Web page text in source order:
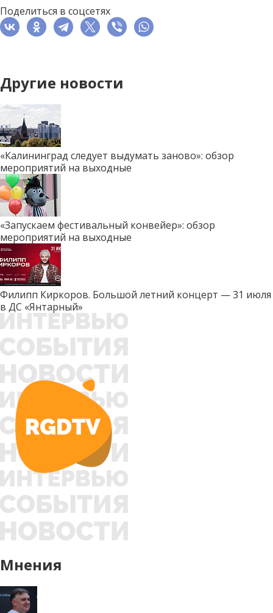
Поделиться в соцсетях
Другие новости
«Калининград следует выдумать заново»: обзор
мероприятий на выходные
«Запускаем фестивальный конвейер»: обзор
мероприятий на выходные
Филипп Киркоров. Большой летний концерт — 31 июля
в ДС «Янтарный»
Мнения